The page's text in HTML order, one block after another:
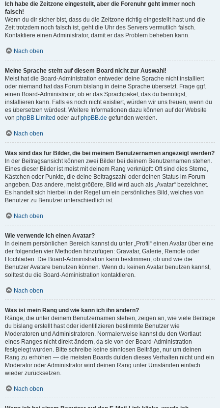
Ich habe die Zeitzone eingestellt, aber die Forenuhr geht immer noch
falsch!
Wenn du dir sicher bist, dass du die Zeitzone richtig eingestellt hast und die
Zeit trotzdem noch falsch ist, geht die Uhr des Servers vermutlich falsch.
Kontaktiere einen Administrator, damit er das Problem beheben kann.
Nach oben
Meine Sprache steht auf diesem Board nicht zur Auswahl!
Meist hat die Board-Administration entweder deine Sprache nicht installiert
oder niemand hat das Forum bislang in deine Sprache übersetzt. Frage ggf.
einen Board-Administrator, ob er das Sprachpaket, das du benötigst,
installieren kann. Falls es noch nicht existiert, würden wir uns freuen, wenn du
es übersetzen würdest. Weitere Informationen dazu können auf der Website
von phpBB Limited oder aufphpBB.de gefunden werden.
Nach oben
Was sind das für Bilder, die bei meinem Benutzernamen angezeigt werden?
In der Beitragsansicht können zwei Bilder bei deinem Benutzernamen stehen.
Eines dieser Bilder ist meist mit deinem Rang verknüpft: Oft sind dies Sterne,
Kästchen oder Punkte, die deine Beitragszahl oder deinen Status im Forum
angeben. Das andere, meist größere, Bild wird auch als „Avatar“ bezeichnet.
Es handelt sich hierbei in der Regel um ein persönliches Bild, welches von
Benutzer zu Benutzer unterschiedlich ist.
Nach oben
Wie verwende ich einen Avatar?
In deinem persönlichen Bereich kannst du unter „Profil“ einen Avatar über eine
der folgenden vier Methoden hinzufügen: Gravatar, Galerie, Remote oder
Hochladen. Die Board-Administration kann bestimmen, ob und wie die
Benutzer Avatare benutzen können. Wenn du keinen Avatar benutzen kannst,
solltest du die Board-Administration kontaktieren.
Nach oben
Was ist mein Rang und wie kann ich ihn ändern?
Ränge, die unter deinem Benutzernamen stehen, zeigen an, wie viele Beiträge
du bislang erstellt hast oder identifizieren bestimmte Benutzer wie
Moderatoren und Administratoren. Normalerweise kannst du den Wortlaut
eines Ranges nicht direkt ändern, da sie von der Board-Administration
festgelegt wurden. Bitte schreibe keine sinnlosen Beiträge, nur um deinen
Rang zu erhöhen — die meisten Boards dulden dieses Verhalten nicht und ein
Moderator oder Administrator wird deinen Rang unter Umständen einfach
wieder zurücksetzen.
Nach oben